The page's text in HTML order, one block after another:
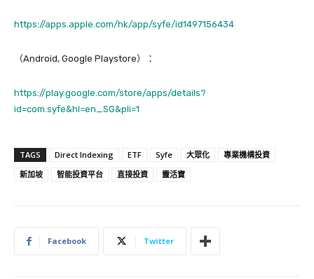
https://apps.apple.com/hk/app/syfe/id1497156434
（Android, Google Playstore）：
https://play.google.com/store/apps/details?
id=com.syfe&hl=en_SG&pli=1
TAGS Direct Indexing ETF Syfe 大眾化
專業機構投資
新加坡
智能投資平台 直接投資 靈活寶
Facebook Twitter